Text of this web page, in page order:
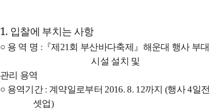
1. 입찰에 부치는 사항
○ 용 역 명 : 『제21회 부산바다축제 』 해운대 행사 부대
시설 설치 및
관리 용역
○ 용역기간 : 계약일로부터 2016. 8. 12까지 (행사 4일전
셋업)